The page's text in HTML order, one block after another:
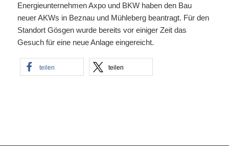
Energieunternehmen Axpo und BKW haben den Bau
neuer AKWs in Beznau und Mühleberg beantragt. Für den
Standort Gösgen wurde bereits vor einiger Zeit das
Gesuch für eine neue Anlage eingereicht.
teilen teilen